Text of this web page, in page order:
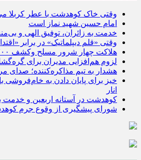
وقتی خاک کوهدشت با عطر کربلا
امام حسین شهید نماز است
خدمت به زائران، توفیق الهی و
وقتی «قلم دیپلماتیک» در برابر
هلاکت چهار شرور مسلح وکشف ۷۰۰ کیلوگرم مواد مخدر
لزوم هم‌افزایی مدیران برای
هشدار به تیم مذاکره‌کننده؛ صدای
خیز برای پایان دادن به خام‌فروشی
انار
کوهدشت در آستانه اربعین و خدمت‌
شورای پیشگیری از وقوع جرم